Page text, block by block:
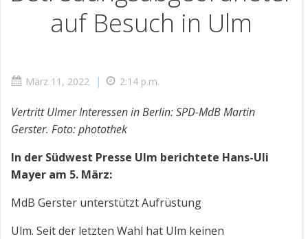
auf Besuch in Ulm
März 11, 2022 | 2:14 p.m.
Vertritt Ulmer Interessen in Berlin: SPD-MdB Martin
Gerster. Foto: photothek
In der Südwest Presse Ulm berichtete Hans-Uli
Mayer am 5. März:
MdB Gerster unterstützt Aufrüstung
Ulm. Seit der letzten Wahl hat Ulm keinen